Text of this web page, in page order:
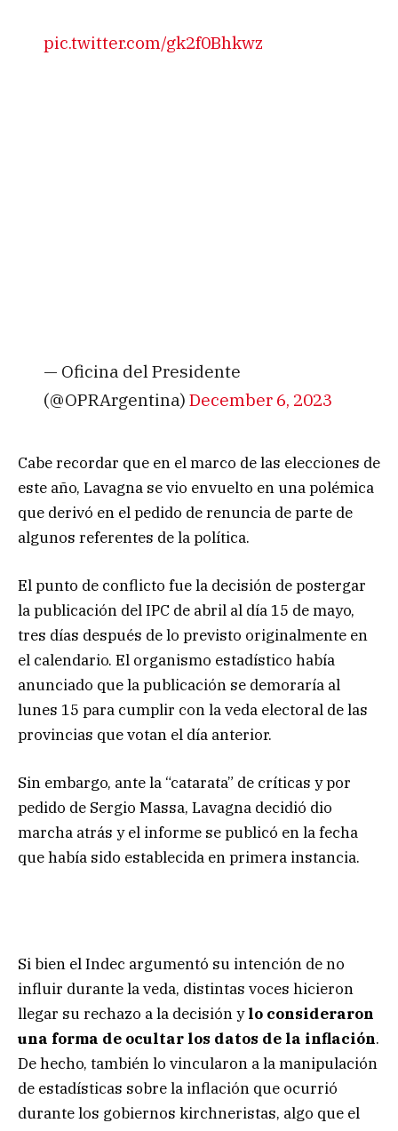
pic.twitter.com/gk2f0Bhkwz
— Oficina del Presidente
(@OPRArgentina) December 6, 2023
Cabe recordar que en el marco de las elecciones de
este año, Lavagna se vio envuelto en una polémica
que derivó en el pedido de renuncia de parte de
algunos referentes de la política.
El punto de conflicto fue la decisión de postergar
la publicación del IPC de abril al día 15 de mayo,
tres días después de lo previsto originalmente en
el calendario. El organismo estadístico había
anunciado que la publicación se demoraría al
lunes 15 para cumplir con la veda electoral de las
provincias que votan el día anterior.
Sin embargo, ante la “catarata” de críticas y por
pedido de Sergio Massa, Lavagna decidió dio
marcha atrás y el informe se publicó en la fecha
que había sido establecida en primera instancia.
Si bien el Indec argumentó su intención de no
influir durante la veda, distintas voces hicieron
llegar su rechazo a la decisión ylo consideraron
una forma de ocultar los datos de la inflación.
De hecho, también lo vincularon a la manipulación
de estadísticas sobre la inflación que ocurrió
durante los gobiernos kirchneristas, algo que el